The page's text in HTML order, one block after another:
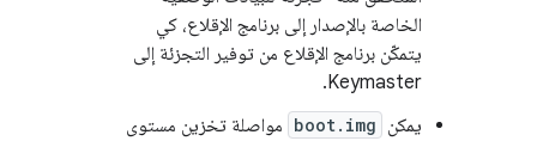
الخاصة بالإصدار إلى برنامج الإقلاع، كي
يتمكّن برنامج الإقلاع من توفير التجزئة إلى
Keymaster.
يمكن boot.img مواصلة تخزين مستوى